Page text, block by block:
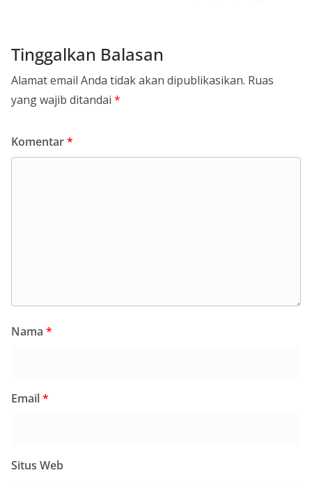
Tinggalkan Balasan
Alamat email Anda tidak akan dipublikasikan. Ruas
yang wajib ditandai *
Komentar*
Nama *
Email*
Situs Web